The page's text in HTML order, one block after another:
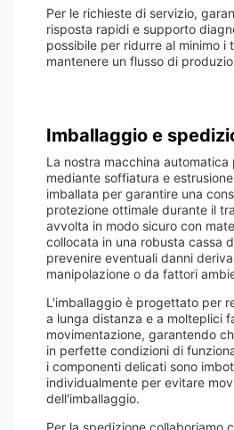
Per le richieste di servizio,
risposta rapidi e supporto
possibile per ridurre al minimo i
mantenere un flusso di
Imballaggio e
La nostra macchina
mediante soffiatura e
imballata per garantire una
protezione ottimale durante il
avvolta in modo sicuro con
collocata in una robusta cassa
prevenire eventuali danni
manipolazione o da fattori
L'imballaggio è progettato per
a lunga distanza e a molteplici
movimentazione, garantendo
in ​​perfette condizioni di
i componenti delicati sono
individualmente per evitare
dell'imballaggio.
Per la spedizione collaboriamo